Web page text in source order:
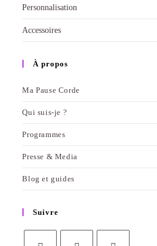
Personnalisation
Accessoires
À propos
Ma Pause Corde
Qui suis-je ?
Programmes
Presse & Media
Blog et guides
Suivre